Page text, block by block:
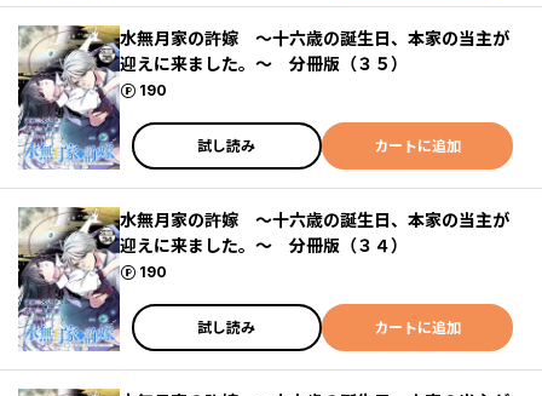
水無月家の許嫁 ～十六歳の誕生日、本家の当主が
迎えに来ました。～ 分冊版（３５）
190
ポイント
試し読み カートに追加
水無月家の許嫁 ～十六歳の誕生日、本家の当主が
迎えに来ました。～ 分冊版（３４）
190
ポイント
試し読み カートに追加